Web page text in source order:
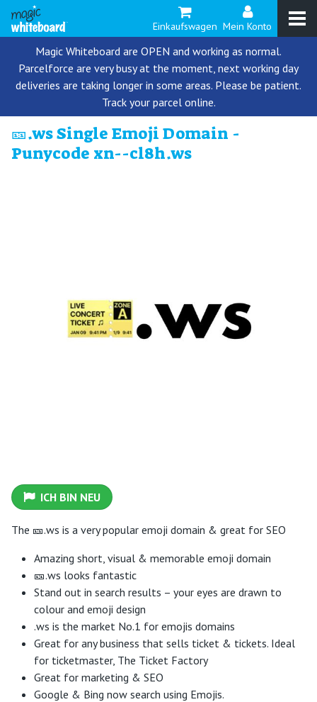
Einkaufswagen Mein Konto
Magic Whiteboard are OPEN and working as normal.
Parcelforce are very busy at the moment, next working day
deliveries are taking longer in some areas. Please be patient.
Track your parcel online.
🎫.ws Single Emoji Domain -
Punycode xn--cl8h.ws
ICH BIN NEU
The 🎫.ws is a very popular emoji domain & great for SEO
Amazing short, visual & memorable emoji domain
🎫.ws looks fantastic
Stand out in search results – your eyes are drawn to
colour and emoji design
.ws is the market No.1 for emojis domains
Great for any business that sells ticket & tickets. Ideal
for ticketmaster, The Ticket Factory
Great for marketing & SEO
Google & Bing now search using Emojis.